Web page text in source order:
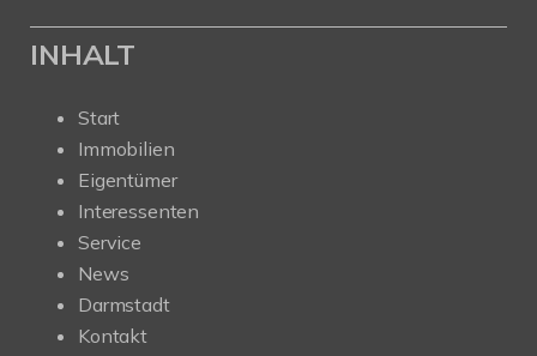
INHALT
Start
Immobilien
Eigentümer
Interessenten
Service
News
Darmstadt
Kontakt